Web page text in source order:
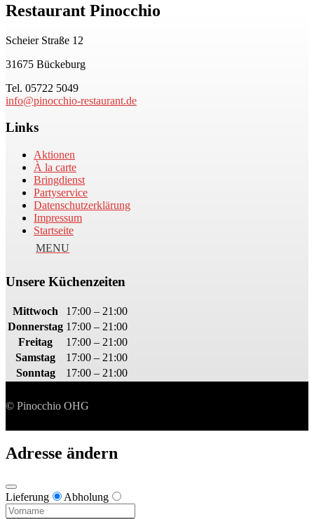
Restaurant Pinocchio
Scheier Straße 12
31675 Bückeburg
Tel. 05722 5049
info@pinocchio-restaurant.de
Links
Aktionen
À la carte
Bringdienst
Partyservice
Datenschutzerklärung
Impressum
Startseite
Unsere Küchenzeiten
Mittwoch
17:00 – 21:00
Donnerstag 17:00 – 21:00
Freitag
17:00 – 21:00
Samstag
17:00 – 21:00
Sonntag
17:00 – 21:00
© Pinocchio OHG
Adresse ändern
Lieferung Abholung